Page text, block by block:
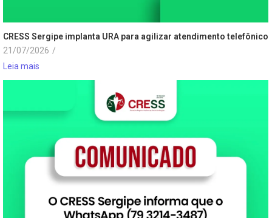
CRESS Sergipe implanta URA para agilizar atendimento telefônico
21/07/2026 /
Leia mais